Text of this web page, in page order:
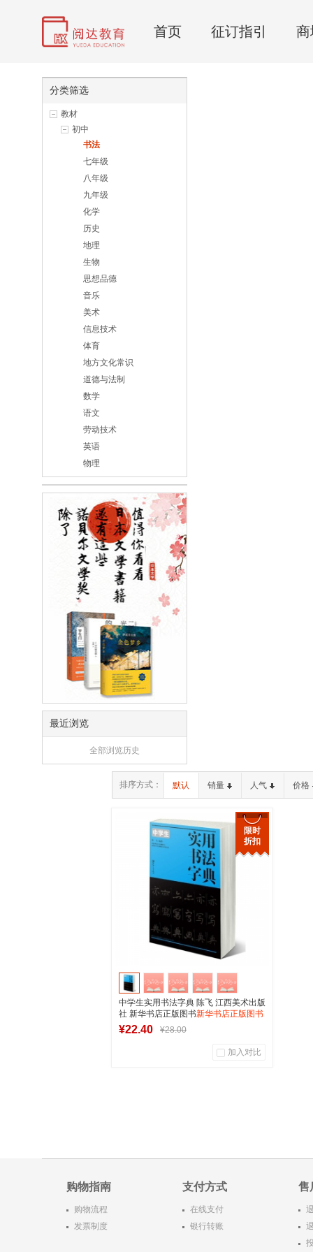
首页 征订指引 商
分类筛选
教材
初中
书法
七年级
八年级
九年级
化学
历史
地理
生物
思想品德
音乐
美术
信息技术
体育
地方文化常识
道德与法制
数学
语文
劳动技术
英语
物理
最近浏览
全部浏览历史
排序方式： 默认 销量 人气 价格
限时
折扣
中学生实用书法字典 陈飞 江西美术出版
社 新华书店正版图书新华书店正版图书
¥22.40 ¥28.00
加入对比
购物指南
购物流程
发票制度
支付方式
在线支付
银行转账
售